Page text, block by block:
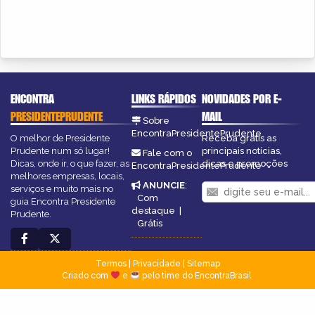
ENCONTRA
PRESIDENTEPRUDENTE
O melhor de Presidente
Prudente num só lugar!
Dicas, onde ir, o que fazer, as
melhores empresas, locais,
serviços e muito mais no
guia Encontra Presidente
Prudente.
LINKS RÁPIDOS
Sobre
EncontraPresidentePrudente
Fale com o
EncontraPresidentePrudente
ANUNCIE:
Com
destaque |
Grátis
NOVIDADES POR E-
MAIL
Receba grátis as
principais notícias,
dicas e promoções
Termos| Privacidade
Sitemap
Criado com
e pelo time do EncontraBrasil